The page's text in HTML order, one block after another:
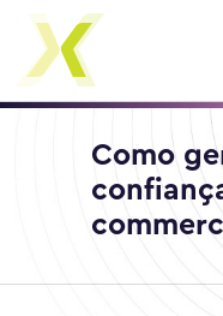
Como